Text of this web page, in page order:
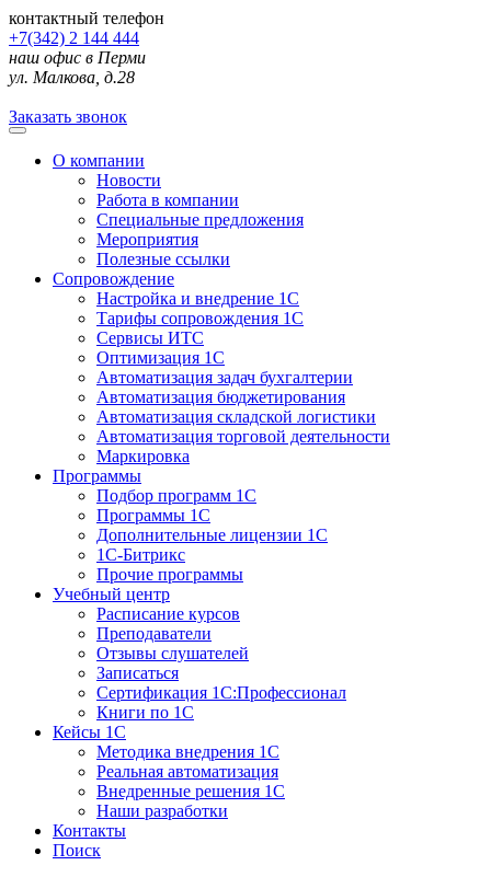
контактный телефон
+7(342) 2 144 444
наш офис в Перми
ул. Малкова, д.28
Заказать звонок
О компании
Новости
Работа в компании
Специальные предложения
Мероприятия
Полезные ссылки
Сопровождение
Настройка и внедрение 1С
Тарифы сопровождения 1С
Сервисы ИТС
Оптимизация 1С
Автоматизация задач бухгалтерии
Автоматизация бюджетирования
Автоматизация складской логистики
Автоматизация торговой деятельности
Маркировка
Программы
Подбор программ 1С
Программы 1С
Дополнительные лицензии 1С
1С-Битрикс
Прочие программы
Учебный центр
Расписание курсов
Преподаватели
Отзывы слушателей
Записаться
Сертификация 1С:Профессионал
Книги по 1С
Кейсы 1С
Методика внедрения 1С
Реальная автоматизация
Внедренные решения 1С
Наши разработки
Контакты
Поиск